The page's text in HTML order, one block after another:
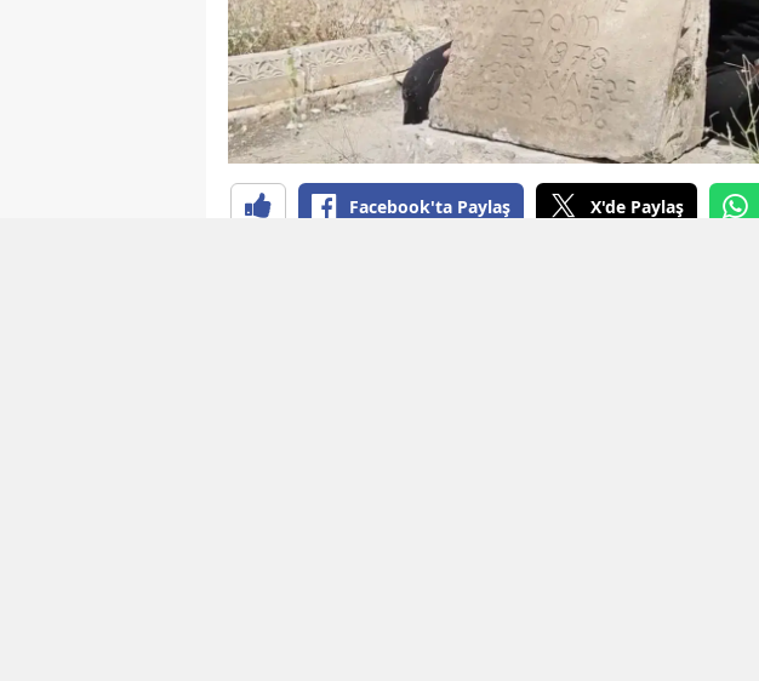
Facebook'ta Paylaş X'de Paylaş